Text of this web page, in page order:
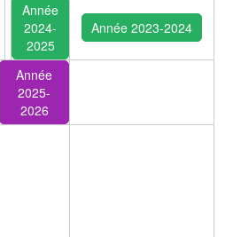
Année
2024-
2025
Année 2023-2024
Année
2025-
2026